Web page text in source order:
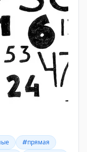
#прямая